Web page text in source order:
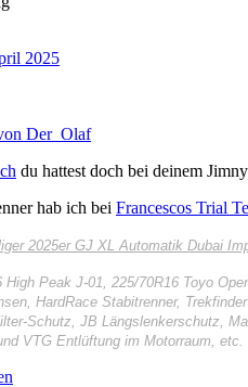
2025
Der_Olaf
du hattest doch bei deinem
hab ich bei Francescos Trial
2025er GJ XL Automatik Dubai
High Peak J-01, 225/70R16 Toyo
HardRace Stabitrenner,
Schutz, JB Längslenkerschutz,
VTG Entlüftung im Motorraum, etc.